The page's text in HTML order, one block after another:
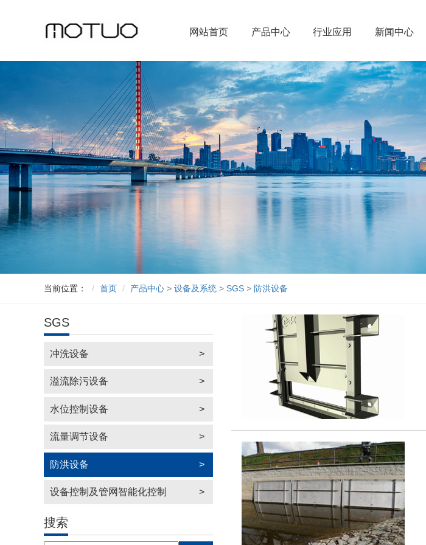
网站首页 产品中心 行业应用 新闻中心
当前位置： 首页 产品中心 > 设备及系统 > SGS > 防洪设备
SGS
冲洗设备 >
溢流除污设备 >
水位控制设备 >
流量调节设备 >
防洪设备 >
设备控制及管网智能化控制 >
搜索